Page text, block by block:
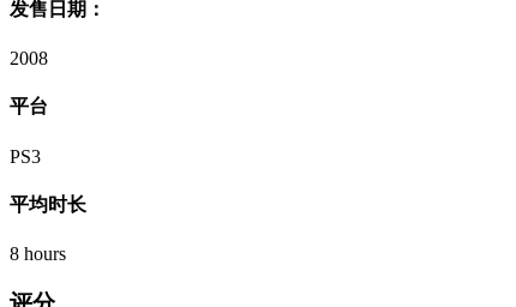
发售日期：
2008
平台
PS3
平均时长
8 hours